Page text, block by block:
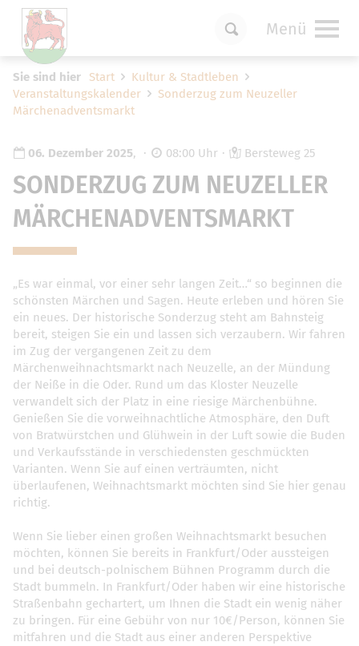
Menü
Sie sind hier Start
Kultur & Stadtleben
Veranstaltungskalender
Sonderzug zum Neuzeller
Märchenadventsmarkt
06. Dezember 2025, 08:00 Uhr Bersteweg 25
SONDERZUG ZUM NEUZELLER
MÄRCHENADVENTSMARKT
„Es war einmal, vor einer sehr langen Zeit…“ so beginnen die
schönsten Märchen und Sagen. Heute erleben und hören Sie
ein neues. Der historische Sonderzug steht am Bahnsteig
bereit, steigen Sie ein und lassen sich verzaubern. Wir fahren
im Zug der vergangenen Zeit zu dem
Märchenweihnachtsmarkt nach Neuzelle, an der Mündung
der Neiße in die Oder. Rund um das Kloster Neuzelle
verwandelt sich der Platz in eine riesige Märchenbühne.
Genießen Sie die vorweihnachtliche Atmosphäre, den Duft
von Bratwürstchen und Glühwein in der Luft sowie die Buden
und Verkaufsstände in verschiedensten geschmückten
Varianten. Wenn Sie auf einen verträumten, nicht
überlaufenen, Weihnachtsmarkt möchten sind Sie hier genau
richtig.
Wenn Sie lieber einen großen Weihnachtsmarkt besuchen
möchten, können Sie bereits in Frankfurt/Oder aussteigen
und bei deutsch-polnischem Bühnen Programm durch die
Stadt bummeln. In Frankfurt/Oder haben wir eine historische
Straßenbahn gechartert, um Ihnen die Stadt ein wenig näher
zu bringen. Für eine Gebühr von nur 10€/Person, können Sie
mitfahren und die Stadt aus einer anderen Perspektive
vornehmen zu können wird die Berechtigung
fürfunktionale Cookiesin den Cookie-
Einstellungen benötigt.
Cookie-Einstellungen